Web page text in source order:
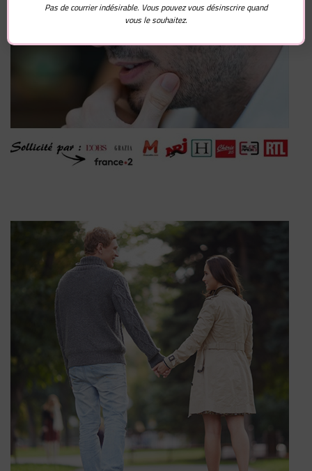
Pas de courrier indésirable. Vous pouvez vous désinscrire quand
vous le souhaitez.